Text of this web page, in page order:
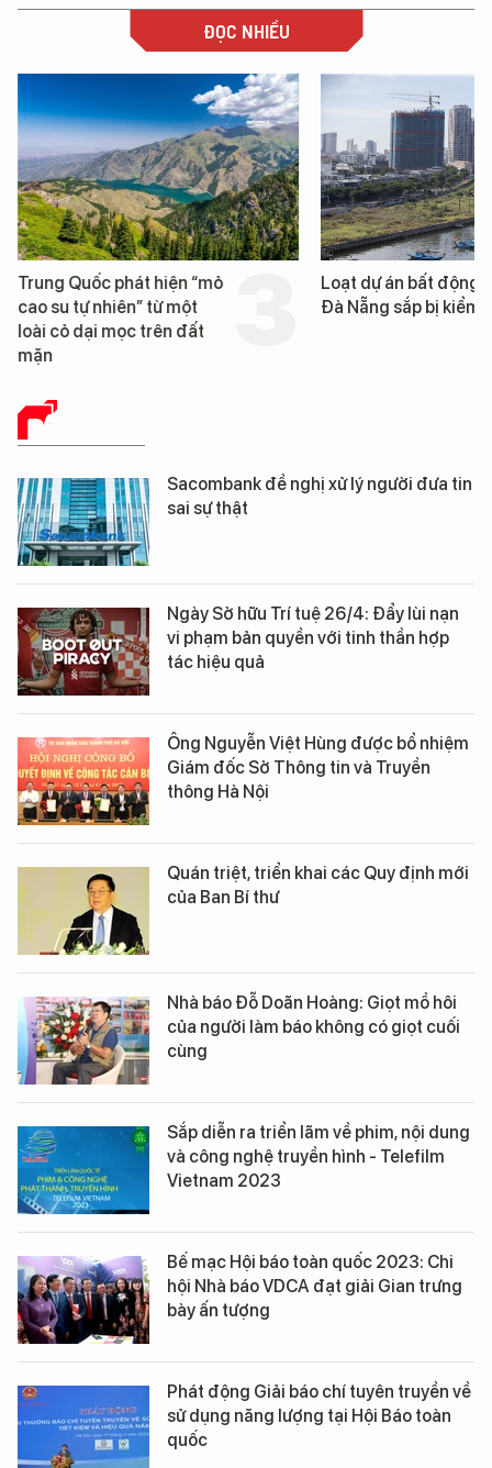
ĐỌC NHIỀU
Trung Quốc phát hiện “mỏ
cao su tự nhiên” từ một
loài cỏ dại mọc trên đất
mặn
Loạt dự án bất động
Đà Nẵng sắp bị kiểm
BÁO CHÍ SỐ
Sacombank đề nghị xử lý người đưa tin
sai sự thật
Ngày Sở hữu Trí tuệ 26/4: Đẩy lùi nạn
vi phạm bản quyền với tinh thần hợp
tác hiệu quả
Ông Nguyễn Việt Hùng được bổ nhiệm
Giám đốc Sở Thông tin và Truyền
thông Hà Nội
Quán triệt, triển khai các Quy định mới
của Ban Bí thư
Nhà báo Đỗ Doãn Hoàng: Giọt mồ hôi
của người làm báo không có giọt cuối
cùng
Sắp diễn ra triển lãm về phim, nội dung
và công nghệ truyền hình - Telefilm
Vietnam 2023
Bế mạc Hội báo toàn quốc 2023: Chi
hội Nhà báo VDCA đạt giải Gian trưng
bày ấn tượng
Phát động Giải báo chí tuyên truyền về
sử dụng năng lượng tại Hội Báo toàn
quốc